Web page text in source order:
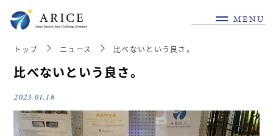
MENU
トップ ニュース 比べないという良さ。
比べないという良さ。
2023.01.18